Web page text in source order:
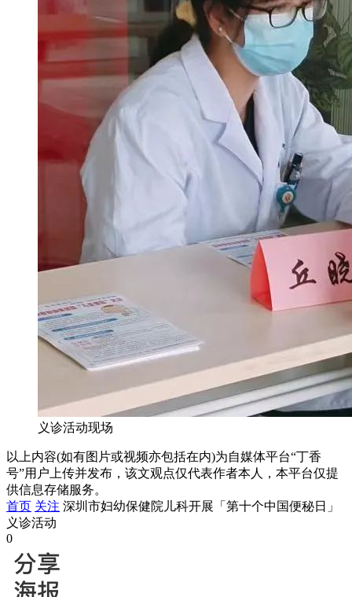
义诊活动现场
以上内容(如有图片或视频亦包括在内)为自媒体平台“丁香
号”用户上传并发布，该文观点仅代表作者本人，本平台仅提
供信息存储服务。
首页 关注 深圳市妇幼保健院儿科开展「第十个中国便秘日」
义诊活动
0